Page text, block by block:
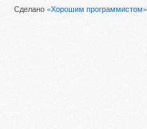
Сделано «Хорошим программистом»